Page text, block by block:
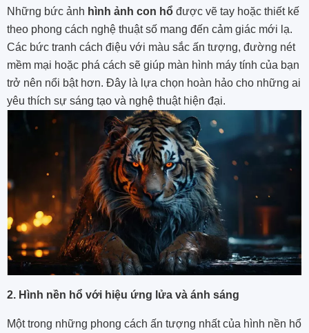
Những bức ảnh hình ảnh con hổ được vẽ tay hoặc thiết kế
theo phong cách nghệ thuật số mang đến cảm giác mới lạ.
Các bức tranh cách điệu với màu sắc ấn tượng, đường nét
mềm mại hoặc phá cách sẽ giúp màn hình máy tính của bạn
trở nên nổi bật hơn. Đây là lựa chọn hoàn hảo cho những ai
yêu thích sự sáng tạo và nghệ thuật hiện đại.
2. Hình nền hổ với hiệu ứng lửa và ánh sáng
Một trong những phong cách ấn tượng nhất của hình nền hổ